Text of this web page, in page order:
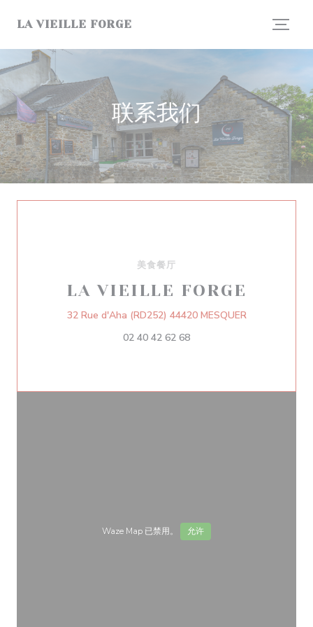
LA VIEILLE FORGE
联系我们
美食餐厅
LA VIEILLE FORGE
32 Rue d'Aha (RD252) 44420 MESQUER((在新窗口中
02 40 42 62 68
Waze Map 已禁用。 允许